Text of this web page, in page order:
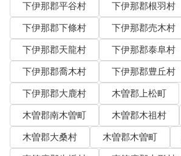
下伊那郡平谷村
下伊那郡根羽村
下伊那郡下條村
下伊那郡売木村
下伊那郡天龍村
下伊那郡泰阜村
下伊那郡喬木村
下伊那郡豊丘村
下伊那郡大鹿村
木曽郡上松町
木曽郡南木曽町
木曽郡木祖村
木曽郡大桑村
木曽郡木曽町